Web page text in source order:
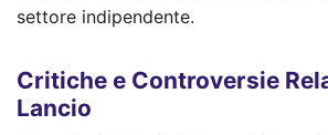
settore indipendente.
Critiche e Controversie
Lancio